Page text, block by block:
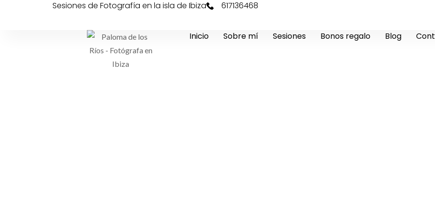
Sesiones de Fotografía en la isla de Ibiza 617136468
Inicio Sobre mí Sesiones Bonos regalo Blog